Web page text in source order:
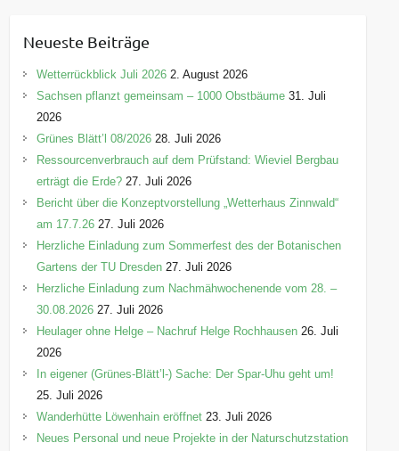
g
o
r
e
n
Neueste Beiträge
Wetterrückblick Juli 2026 2. August 2026
Sachsen pflanzt gemeinsam – 1000 Obstbäume 31. Juli
2026
Grünes Blätt’l 08/2026 28. Juli 2026
Ressourcenverbrauch auf dem Prüfstand: Wieviel Bergbau
erträgt die Erde? 27. Juli 2026
Bericht über die Konzeptvorstellung „Wetterhaus Zinnwald“
am 17.7.26 27. Juli 2026
Herzliche Einladung zum Sommerfest des der Botanischen
Gartens der TU Dresden 27. Juli 2026
Herzliche Einladung zum Nachmähwochenende vom 28. –
30.08.2026 27. Juli 2026
Heulager ohne Helge – Nachruf Helge Rochhausen 26. Juli
2026
In eigener (Grünes-Blätt’l-) Sache: Der Spar-Uhu geht um!
25. Juli 2026
Wanderhütte Löwenhain eröffnet 23. Juli 2026
Neues Personal und neue Projekte in der Naturschutzstation